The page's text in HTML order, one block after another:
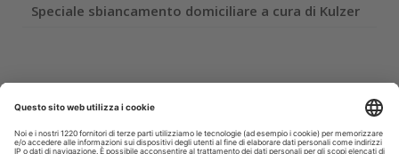
Speciale sbiancamento domiciliare a cura di Kulzer